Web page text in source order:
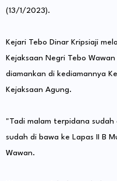
(13/1/2023).
Kejari Tebo Dinar Kripsiaji
Kejaksaan Negri Tebo
diamankan di kediamannya
Kejaksaan Agung.
"Tadi malam terpidana sudah
sudah di bawa ke Lapas II B
Wawan.